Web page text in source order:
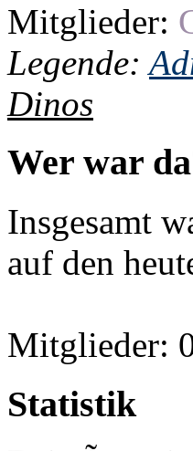
Mitglieder:
Legende:
Dinos
Wer war
Insgesamt
auf den
Mitglieder:
Statistik